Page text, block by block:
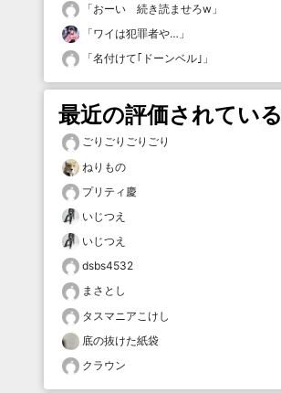
「おーい 続き読ませろw 」
「ワイは犯罪者や… 」
「名付けて｢ドーンベル｣ 」
最近の評価されてい
ごりごりごりごり
ねりもの
プリティ慶
いじつえ
いじつえ
dsbs4532
まさとし
タスマニアこけし
底の抜けた紙袋
クラウン